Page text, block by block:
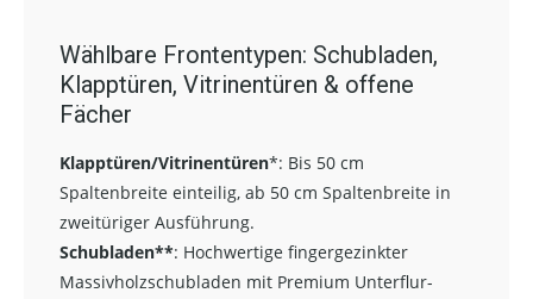
Wählbare Frontentypen: Schubladen,
Klapptüren, Vitrinentüren & offene
Fächer
Klapptüren/Vitrinentüren*: Bis 50 cm
Spaltenbreite einteilig, ab 50 cm Spaltenbreite in
zweitüriger Ausführung.
Schubladen**: Hochwertige fingergezinkter
Massivholzschubladen mit Premium Unterflur-